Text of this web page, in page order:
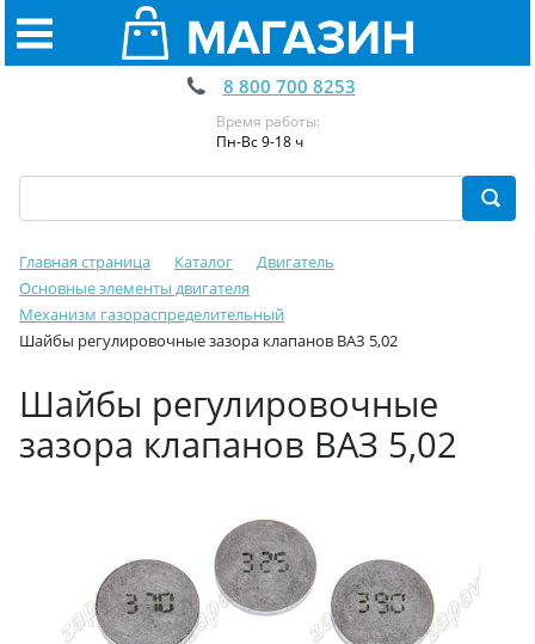
8 800 700 8253
Время работы:
Пн-Вс 9-18 ч
Главная страница Каталог
Двигатель
Основные элементы двигателя
Механизм газораспределительный
Шайбы регулировочные зазора клапанов ВАЗ 5,02
Шайбы регулировочные
зазора клапанов ВАЗ 5,02